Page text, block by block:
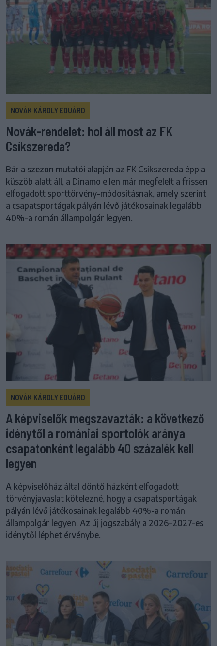
NOVÁK KÁROLY EDUÁRD
Novák-rendelet: hol áll most az FK
Csíkszereda?
Bár a szezon mutatói alapján az FK Csíkszereda épp a
küszöb alatt áll, a Dinamo ellen már megfelelt a frissen
elfogadott sporttörvény-módosításnak, amely szerint
a csapatsportágak pályán lévő játékosainak legalább
40%-a román állampolgár legyen.
NOVÁK KÁROLY EDUÁRD
A képviselők megszavazták: a következő
idénytől a romániai sportolók aránya
csapatonként legalább 40 százalék kell
legyen
A képviselőház által döntő házként elfogadott
törvényjavaslat kötelezné, hogy a csapatsportágak
pályán lévő játékosainak legalább 40%-a román
állampolgár legyen. Az új jogszabály a 2026–2027-es
idénytől léphet érvénybe.